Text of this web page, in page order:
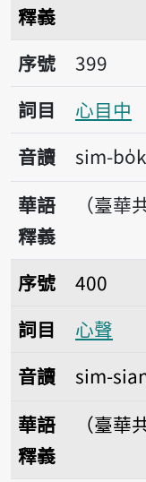
釋義
序號399心目中
序號
399
詞目
心目中
音讀
sim-
華語
釋義
（臺華
序號400心聲
序號
400
詞目
心聲
音讀
sim-
華語
釋義
（臺華